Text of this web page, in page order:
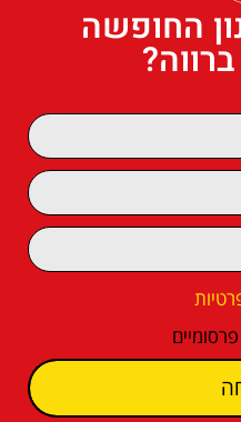
החופשה